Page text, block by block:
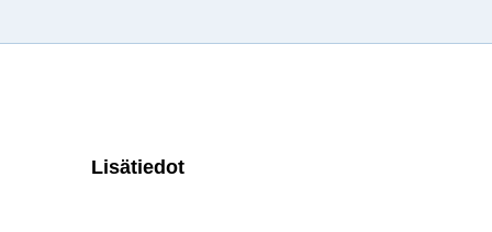
Lisätiedot